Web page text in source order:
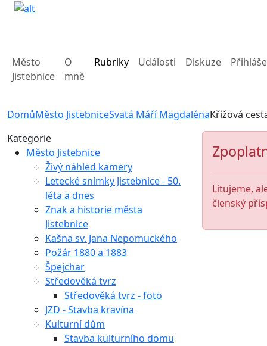
Město
Jistebnice
O
mně
Rubriky Události Diskuze
DomůMěsto JistebniceSvatá Máří MagdalénaKřížová
Litujeme,
členský
Kategorie
Město Jistebnice
Živý náhled kamery
Letecké snímky Jistebnice - 50.
léta a dnes
Znak a historie města
Jistebnice
Kašna sv. Jana Nepomuckého
Požár 1880 a 1883
Špejchar
Středověká tvrz
Středověká tvrz - foto
JZD - Stavba kravína
Kulturní dům
Stavba kulturního domu